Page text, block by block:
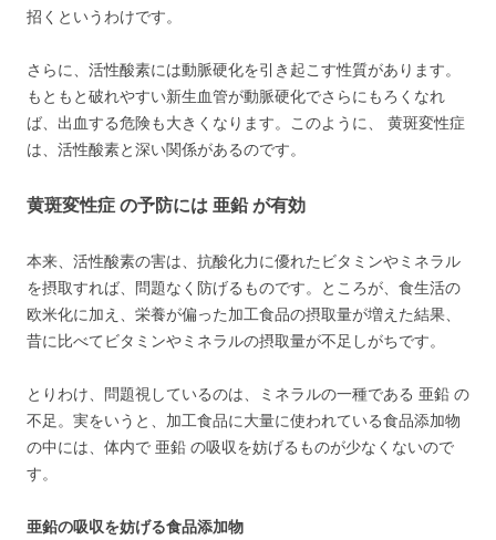
招くというわけです。
さらに、活性酸素には動脈硬化を引き起こす性質があります。
もともと破れやすい新生血管が動脈硬化でさらにもろくなれ
ば、出血する危険も大きくなります。このように、 黄斑変性症
は、活性酸素と深い関係があるのです。
黄斑変性症 の予防には 亜鉛 が有効
本来、活性酸素の害は、抗酸化力に優れたビタミンやミネラル
を摂取すれば、問題なく防げるものです。ところが、食生活の
欧米化に加え、栄養が偏った加工食品の摂取量が増えた結果、
昔に比べてビタミンやミネラルの摂取量が不足しがちです。
とりわけ、問題視しているのは、ミネラルの一種である 亜鉛 の
不足。実をいうと、加工食品に大量に使われている食品添加物
の中には、体内で 亜鉛 の吸収を妨げるものが少なくないので
す。
亜鉛の吸収を妨げる食品添加物